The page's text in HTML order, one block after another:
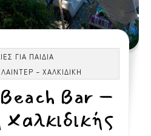
ΓΙΑ ΠΑΙΔΙΆ
-ΧΑΛΚΙΔΙΚΉ
Bar –